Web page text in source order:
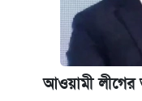
আওয়ামী লীগের